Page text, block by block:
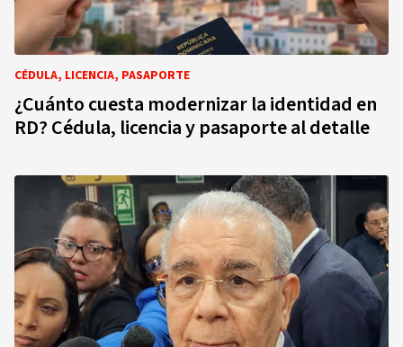
CÉDULA, LICENCIA, PASAPORTE
¿Cuánto cuesta modernizar la identidad en
RD? Cédula, licencia y pasaporte al detalle